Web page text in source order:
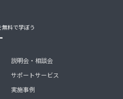
料で学ぼう
説明会・相談会
サポートサービス
実施事例